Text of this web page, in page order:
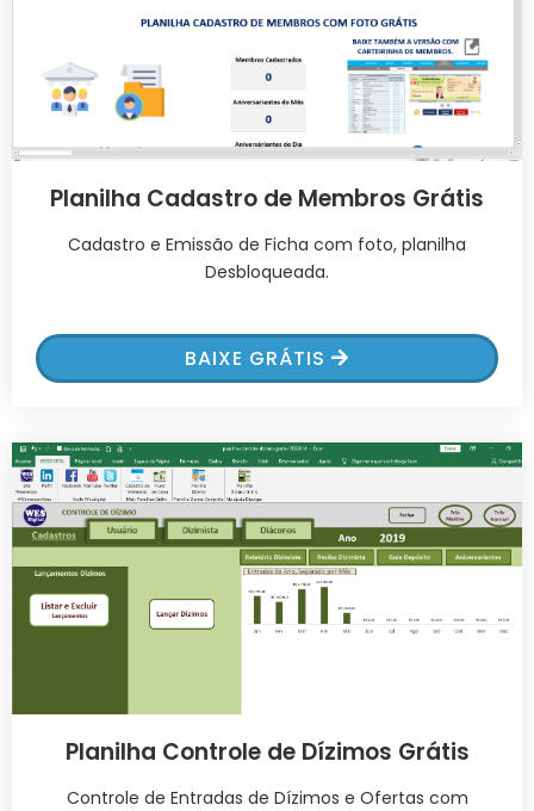
Planilha Cadastro de Membros Grátis
Cadastro e Emissão de Ficha com foto, planilha
Desbloqueada.
BAIXE GRÁTIS
Planilha Controle de Dízimos Grátis
Controle de Entradas de Dízimos e Ofertas com